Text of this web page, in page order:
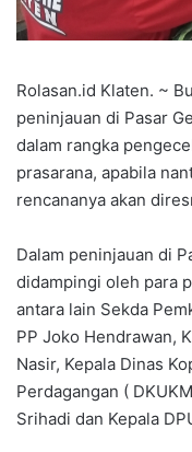
Rolasan.id Klaten. ~
peninjauan di Pasar
dalam rangka
prasarana, apabila
rencananya akan
Dalam peninjauan di
didampingi oleh para
antara lain Sekda
PP Joko Hendrawan,
Nasir, Kepala Dinas
Perdagangan (
Srihadi dan Kepala